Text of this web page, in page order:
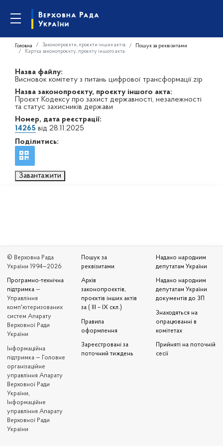
Головна Законопроєкти, проєкти інших актів
Пошук за реквізитами
Картка законопроєкту, проєкту іншого акта
Назва файлу:
Висновок комітету з питань цифрової трансформації.zip
Назва законопроєкту, проєкту іншого акта:
Проєкт Кодексу про захист державності, незалежності
та статус захисників держави
Номер, дата реєстрації:
14265 від 28.11.2025
Поділитись:
Завантажити
© Верховна Рада
України 1994—2026
Програмно-технічна
підтримка —
Управління
комп'ютеризованих
систем Апарату
Верховної Ради
України
Iнформаційна
підтримка — Головне
організаційне
управління Апарату
Верховної Ради
України,
Інформаційне
управління Апарату
Верховної Ради
України
Пошук за
реквізитами
Архів
законопроєктів,
проєктів інших актів
за ( III – IX скл.)
Правила
оформлення
Зареєстровані за
поточний тиждень
Надано народним
депутатам України
Надано народним
депутатам України
документів до ЗП
Знаходяться на
опрацюванні в
комітетах
Прийняті на поточній
сесії